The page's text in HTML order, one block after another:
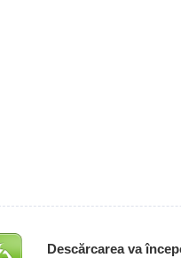
Descărcarea va